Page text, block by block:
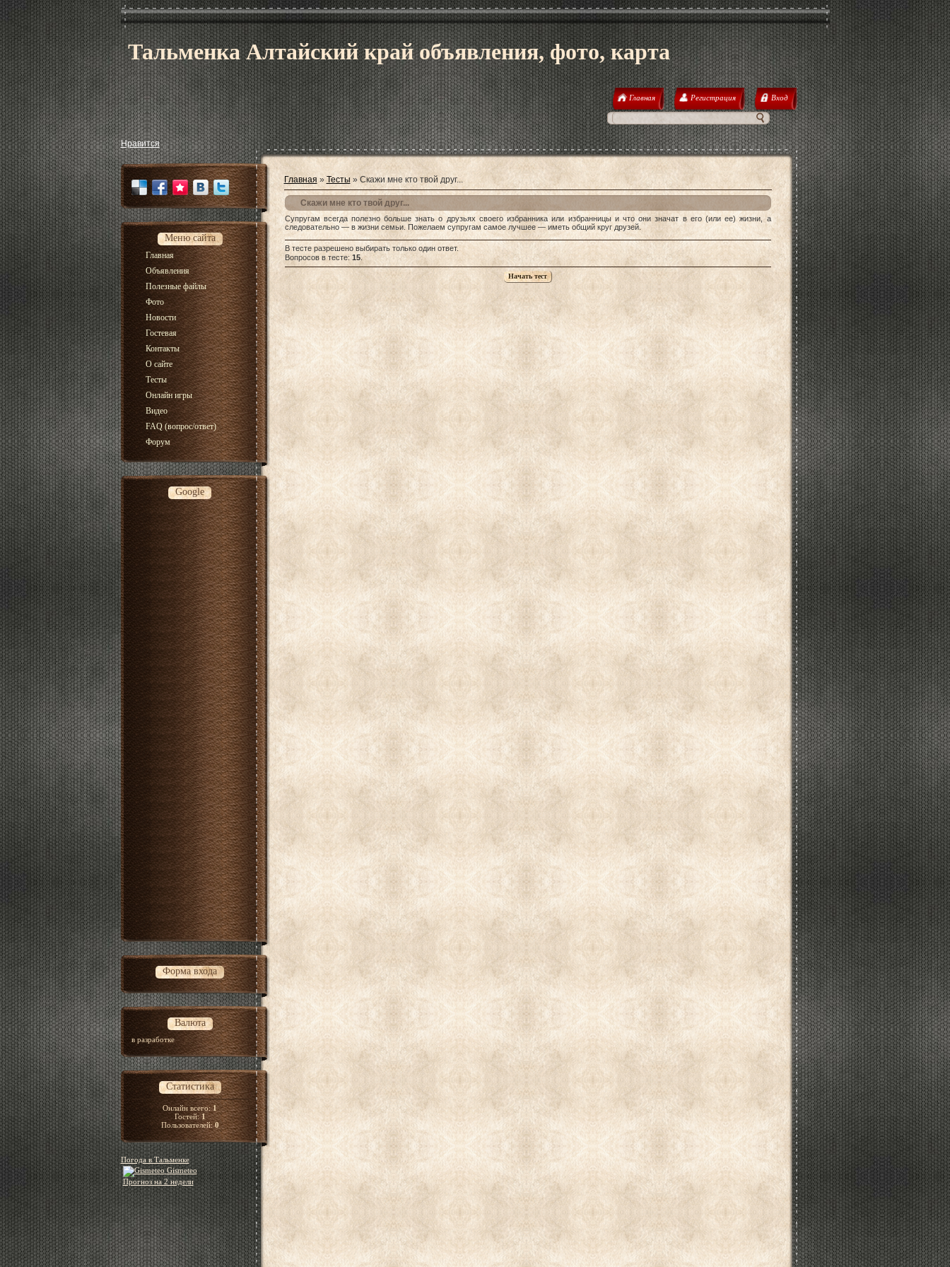
Тальменка Алтайский край объявления, фото, карта
Главная Регистрация Вход
Нравится
Меню сайта
Главная
Объявления
Полезные файлы
Фото
Новости
Гостевая
Контакты
О сайте
Тесты
Онлайн игры
Видео
FAQ (вопрос/ответ)
Форум
Google
Форма входа
Валюта
в разработке
Статистика
Онлайн всего:1
Гостей:1
Пользователей:0
Погода в Тальменке
Gismeteo
Прогноз на 2 недели
Главная » Тесты » Скажи мне кто твой друг...
Скажи мне кто твой друг...
Супругам всегда полезно больше знать о друзьях своего избранника или избранницы и что они значат в его (или ее) жизни, а
следовательно — в жизни семьи. Пожелаем супругам самое лучшее — иметь общий круг друзей.
В тесте разрешено выбирать только один ответ.
Вопросов в тесте: 15.